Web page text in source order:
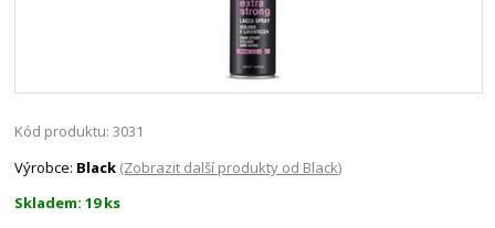
Kód produktu: 3031
Výrobce: Black (Zobrazit další produkty od Black)
Skladem: 19 ks